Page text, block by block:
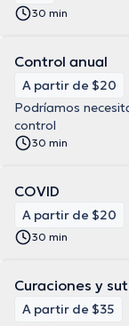
30 min
Control anual
A partir de $20
Podríamos
control
30 min
COVID
A partir de $20
30 min
Curaciones y
A partir de $35